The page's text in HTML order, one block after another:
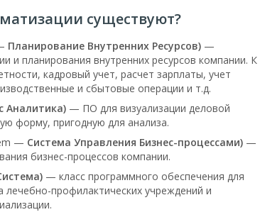
существуют?
Планирование Внутренних Ресурсов) —
и планирования внутренних ресурсов компании. К
кадровый учет, расчет зарплаты, учет
и сбытовые операции и т.д.
Аналитика) — ПО для визуализации деловой
форму, пригодную для анализа.
— Система Управления Бизнес-процессами) —
бизнес-процессов компании.
— класс программного обеспечения для
профилактических учреждений и